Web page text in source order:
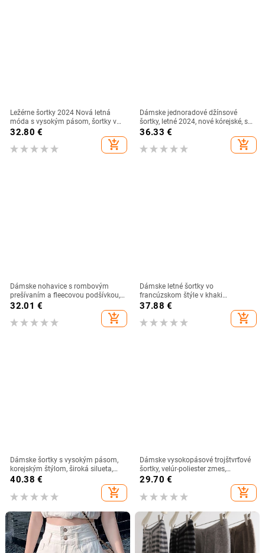
Ležérne šortky 2024 Nová letná
móda s vysokým pásom, šortky v
áčkovom strihu, sukne, dámske
elegantné nepravidelné voľné
šortky, dámske nohavice
32.80 €
add_shopping_cart
Dámske jednoradové džínsové
šortky, letné 2024, nové kórejské, s
vysokým pásom, tenké, voľné,
široké, nohavice v tvare A, teplé
nohavice, streetwear džínsy, krátke
36.33 €
add_shopping_cart
Dámske nohavice s rombovým
prešívaním a fleecovou podšívkou,
šnúrka v páse a elastický pás,
vysoký pás, voľný rovný strih, na
zimu
32.01 €
add_shopping_cart
Dámske letné šortky vo
francúzskom štýle v khaki
západnom štýle s vysokým pásom,
ležérne voľné nohavice so širokými
nohavicami, elegantné elegantné
37.88 €
add_shopping_cart
Dámske šortky s vysokým pásom,
korejským štýlom, široká silueta,
päťštvrtinová dĺžka,
40.38 €
add_shopping_cart
Dámske vysokopásové trojštvrťové
šortky, velúr-poliester zmes,
neformálny boot štýl,
29.70 €
add_shopping_cart